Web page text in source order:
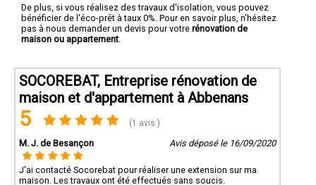
De plus, si vous réalisez des travaux d'isolation, vous pouvez
bénéficier de l'éco-prêt à taux 0%. Pour en savoir plus, n'hésitez
pas à nous demander un devis pour votre rénovation de
maison ou appartement
SOCOREBAT, Entreprise rénovation de
maison et d'appartement à Abbenans
5 (1 avis )
M. J. de Besançon Avis déposé le 16/09/2020
J'ai contacté Socorebat pour réaliser une extension sur ma
maison. Les travaux ont été effectués sans soucis.